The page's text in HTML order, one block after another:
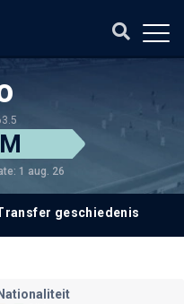
1 aug. 26
geschiedenis
Nationaliteit